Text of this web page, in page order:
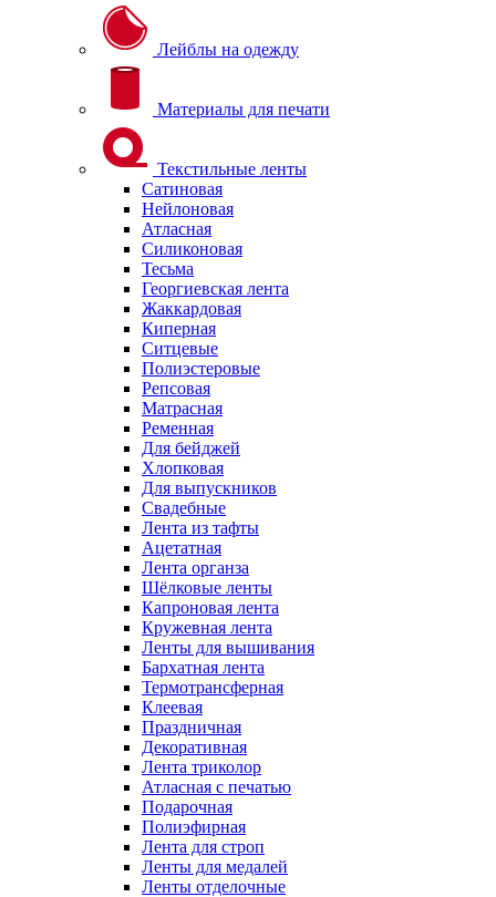
Лейблы на одежду
Материалы для печати
Текстильные ленты
Сатиновая
Нейлоновая
Атласная
Силиконовая
Тесьма
Георгиевская лента
Жаккардовая
Киперная
Ситцевые
Полиэстеровые
Репсовая
Матрасная
Ременная
Для бейджей
Хлопковая
Для выпускников
Свадебные
Лента из тафты
Ацетатная
Лента органза
Шёлковые ленты
Капроновая лента
Кружевная лента
Ленты для вышивания
Бархатная лента
Термотрансферная
Клеевая
Праздничная
Декоративная
Лента триколор
Атласная с печатью
Подарочная
Полиэфирная
Лента для строп
Ленты для медалей
Ленты отделочные